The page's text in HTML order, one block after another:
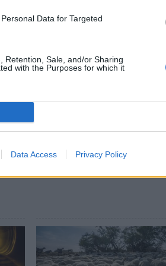
Data for Targeted
Retention, Sale, and/or Sharing
with the Purposes for which it
Data Access Privacy Policy
λαδολιές,
Αγροτικής
ημέρες, για να